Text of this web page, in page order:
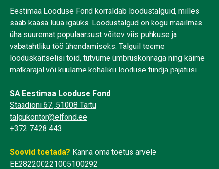
Eestimaa Looduse Fond korraldab loodustalguid, milles
saab kaasa lüüa igaüks. Loodustalgud on kogu maailmas
üha suuremat populaarsust võitev viis puhkuse ja
vabatahtliku töö ühendamiseks. Talguil teeme
looduskaitselisi töid, tutvume ümbruskonnaga ning käime
matkarajal või kuulame kohaliku looduse tundja pajatusi.
SA Eestimaa Looduse Fond
Staadioni 67, 51008 Tartu
talgukontor@elfond.ee
+372 7428 443
Soovid toetada? Kanna oma toetus arvele
EE282200221005100292